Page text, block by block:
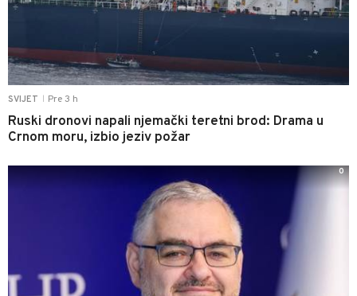
SVIJET Pre 3 h
Ruski dronovi napali njemački teretni brod: Drama u
Crnom moru, izbio jeziv požar
0